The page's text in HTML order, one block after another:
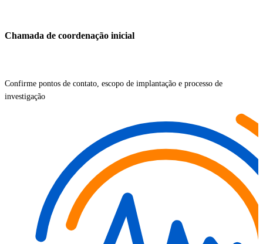
Chamada de coordenação inicial
Confirme pontos de contato, escopo de implantação e processo de
investigação